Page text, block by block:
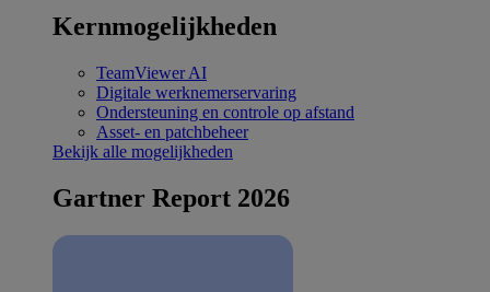
Kernmogelijkheden
TeamViewer AI
Digitale werknemerservaring
Ondersteuning en controle op afstand
Asset- en patchbeheer
Bekijk alle mogelijkheden
Gartner Report 2026